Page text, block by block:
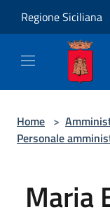
Regione Siciliana
Home >
Personale
Maria